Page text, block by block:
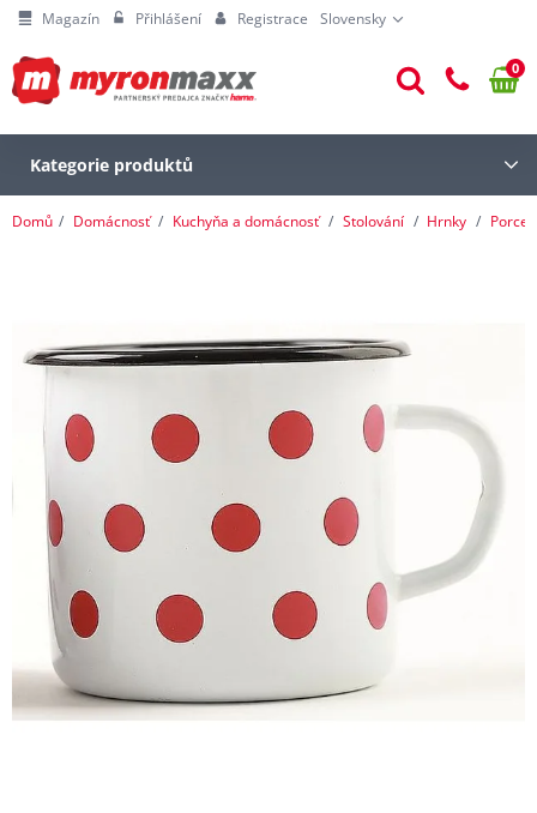
Magazín Přihlášení Registrace Slovensky
0
Kategorie produktů
Domů Domácnosť Kuchyňa a domácnosť Stolování Hrnky